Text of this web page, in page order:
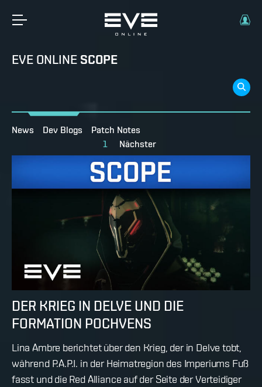
EVE ONLINE SCOPE
News Dev Blogs
Patch Notes
1
Nächster
DER KRIEG IN DELVE UND DIE
FORMATION POCHVENS
Lina Ambre berichtet über den Krieg, der in Delve tobt,
während P.A.P.I. in der Heimatregion des Imperiums Fuß
fasst und die Red Alliance auf der Seite der Verteidiger